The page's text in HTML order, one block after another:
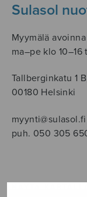
Sulasol
Myymälä avoinna
ma–pe klo
Tallberginkatu 1
00180 Helsinki
myynti@sulasol.fi
puh. 050 305